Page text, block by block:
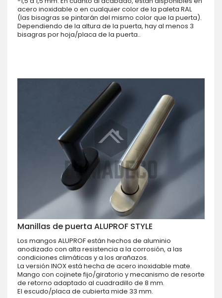
acero inoxidable o en cualquier color de la paleta RAL
(las bisagras se pintarán del mismo color que la puerta).
Dependiendo de la altura de la puerta, hay al menos 3
bisagras por hoja/placa de la puerta..
Manillas de puerta ALUPROF STYLE
Los mangos ALUPROF están hechos de aluminio
anodizado con alta resistencia a la corrosión, a las
condiciones climáticas y a los arañazos.
La versión INOX está hecha de acero inoxidable mate.
Mango con cojinete fijo/giratorio y mecanismo de resorte
de retorno adaptado al cuadradillo de 8 mm.
El escudo/placa de cubierta mide 33 mm.